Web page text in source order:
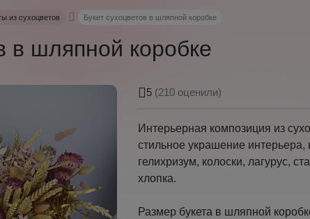
из сухоцветов Букет сухоцветов в шляпной коробке
в шляпной коробке
5 (210 оценили)
Интерьерная композиция из
стильное украшение интерьера,
гелихризум, колоски, лагурус,
хлопка.
Размер букета в шляпной